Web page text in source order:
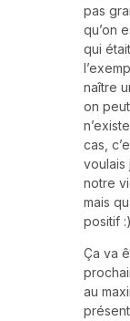
pas
qu’on
qui
naître
on
cas,
voulais
notre
mais
positif :)
Ça va
au